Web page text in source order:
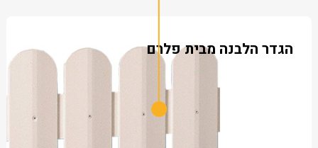
הגדר הלבנה מבית פלרם